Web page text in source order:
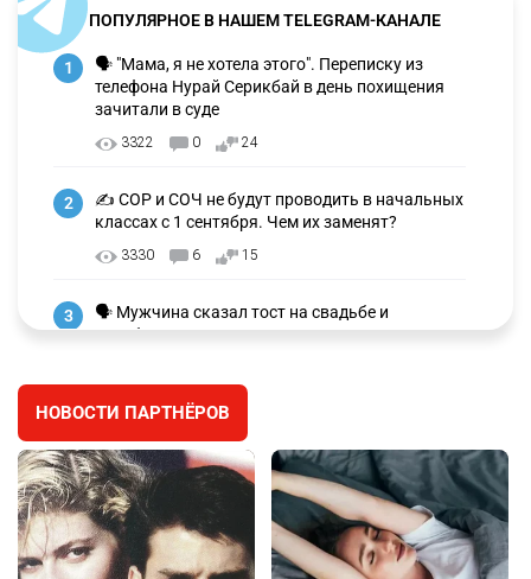
ПОПУЛЯРНОЕ В НАШЕМ TELEGRAM-КАНАЛЕ
1
🗣 "Мама, я не хотела этого". Переписку из
телефона Нурай Серикбай в день похищения
зачитали в суде
3322 0 24
2
✍️ СОР и СОЧ не будут проводить в начальных
классах с 1 сентября. Чем их заменят?
3330 6 15
3
🗣 Мужчина сказал тост на свадьбе и
заработал уголовное дело
🐏 Скота больше, а мясо дороже. Почему в
Казахстане продолжают расти цены на
баранину и конину
2731
5
⚠️ Доброе утро, друзья! Предлагаем обзор
НОВОСТИ ПАРТНЁРОВ